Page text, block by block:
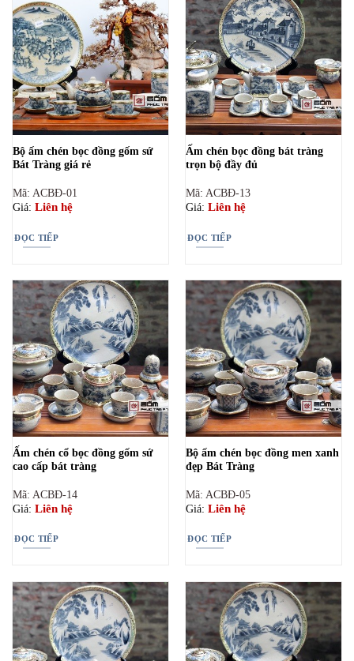
Bộ ấm chén bọc đồng gốm sứ
Bát Tràng giá rẻ
Mã: ACBĐ-01
Giá: Liên hệ
ĐỌC TIẾP
Ấm chén bọc đồng bát tràng
trọn bộ đầy đủ
Mã: ACBĐ-13
Giá: Liên hệ
ĐỌC TIẾP
Ấm chén cổ bọc đồng gốm sứ
cao cấp bát tràng
Mã: ACBĐ-14
Giá: Liên hệ
ĐỌC TIẾP
Bộ ấm chén bọc đồng men xanh
đẹp Bát Tràng
Mã: ACBĐ-05
Giá: Liên hệ
ĐỌC TIẾP